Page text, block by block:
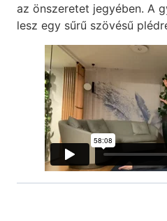
az önszeretet jegyében. A
lesz egy sűrű szövésű